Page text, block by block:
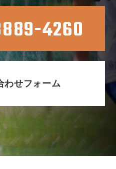
4260
わせフォーム